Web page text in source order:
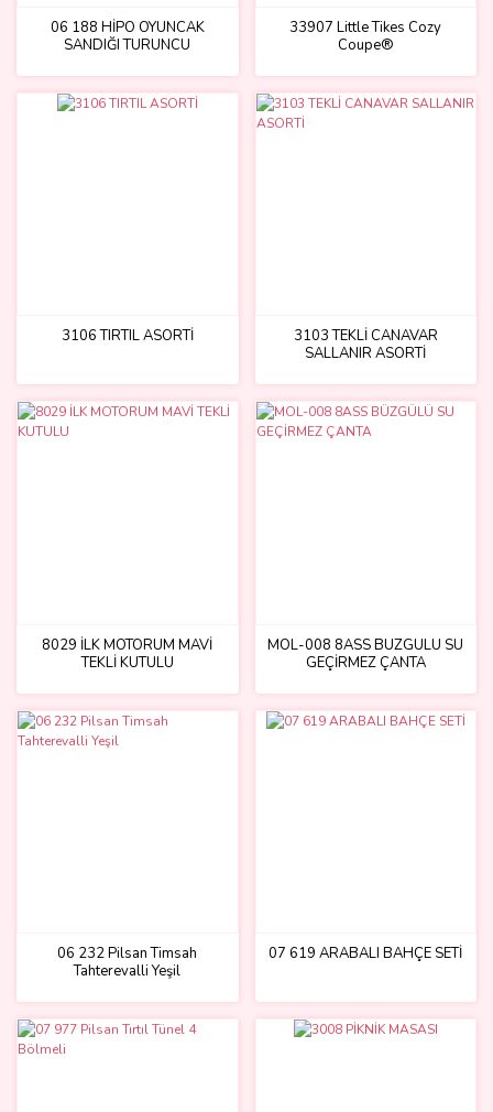
06 188 HİPO OYUNCAK
SANDIĞI TURUNCU
33907 Little Tikes Cozy
Coupe®
3106 TIRTIL ASORTİ
3103 TEKLİ CANAVAR
SALLANIR ASORTİ
8029 İLK MOTORUM MAVİ
TEKLİ KUTULU
MOL-008 8ASS BÜZGÜLÜ SU
GEÇİRMEZ ÇANTA
06 232 Pilsan Timsah
Tahterevalli Yeşil
07 619 ARABALI BAHÇE SETİ